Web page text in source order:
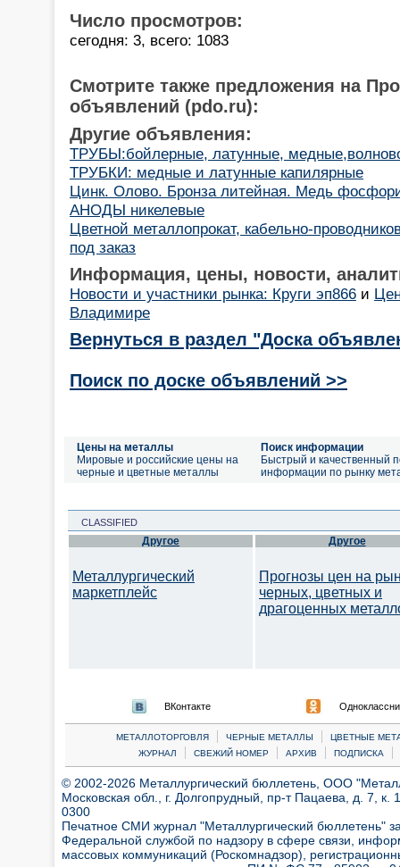
Число просмотров:
сегодня: 3, всего: 1083
Смотрите также предложения на
объявлений (pdo.ru):
Другие объявления:
ТРУБЫ:бойлерные, латунные,
ТРУБКИ: медные и латунные капилярные
Цинк. Олово. Бронза литейная. Медь
АНОДЫ никелевые
Цветной металлопрокат, кабельно-
под заказ
Информация, цены, новости,
Новости и участники рынка: Круги эп866 и
Владимире
Вернуться в раздел "Доска
Поиск по доске объявлений >>
Цены на металлы
Мировые и российские цены на
черные и цветные металлы
Поиск информации
Быстрый и качественный
информации по рынку
CLASSIFIED
Другое
Металлургический
маркетплейс
Другое
Прогнозы цен на
черных, цветных и
драгоценных
ВКонтакте
МЕТАЛЛОТОРГОВЛЯ | ЧЕРНЫЕ МЕТАЛЛЫ |
ЦВЕТНЫЕ
ЖУРНАЛ
| СВЕЖИЙ НОМЕР | АРХИВ | ПОДПИСКА |
© 2002-2026 Металлургический бюллетень, ООО
Московская обл., г. Долгопрудный, пр-т Пацаева, д. 7,
0300
Печатное СМИ журнал "Металлургический бюллетень"
Федеральной службой по надзору в сфере связи,
массовых коммуникаций (Роскомнадзор),